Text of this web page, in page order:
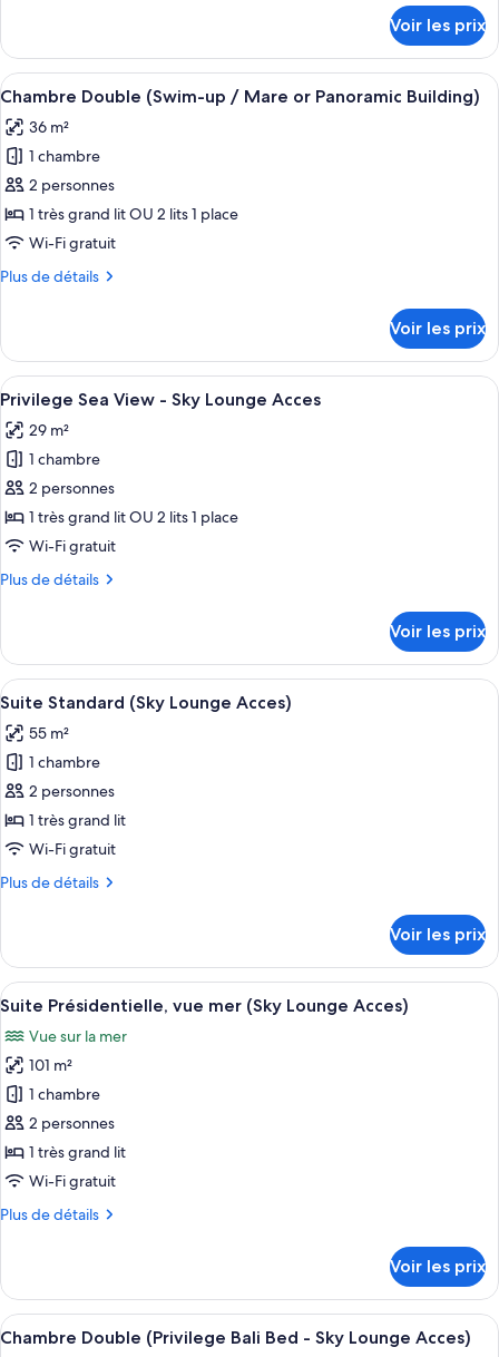
mer
(Panoramic
Building)
le
type
de
Chambre,
vue
mer
(Panoramic
Building)
Voir les prix
Afficher
toutes
les
photos
pour
ce
type
chambre :
(Swim-
up
/
Mare
or
Panoramic
Building)
Chambre Double (Swim-up / Mare
20
Chambre Double (Swim-up / Mare or Panoramic Building)
36 m²
1 chambre
2 personnes
1 très grand lit OU 2 lits 1 place
Wi-Fi gratuit
Plus de détails
Plus
le
type
de
chambre
Chambre
Double
(Swim-
up
/
Mare
or
Panoramic
Voir les prix
Afficher
toutes
les
photos
pour
ce
type
chambre :
View
-
Sky
Lounge
Acces
Privilege Sea View - Sky Lounge
9
Privilege Sea View - Sky Lounge Acces
29 m²
1 chambre
2 personnes
1 très grand lit OU 2 lits 1 place
Wi-Fi gratuit
Plus de détails
Plus
le
type
de
Privilege
Sea
View
-
Sky
Lounge
Acces
Voir les prix
Afficher
toutes
les
photos
pour
ce
type
chambre :
(Sky
Lounge
Suite Standard (Sky Lounge Acces)
9
Suite Standard (Sky Lounge Acces)
55 m²
1 chambre
2 personnes
1 très grand lit
Wi-Fi gratuit
Plus de détails
Plus
le
type
de
Suite
Standard
(Sky
Lounge
Acces)
Voir les prix
Afficher
toutes
les
photos
pour
ce
type
de
chambre :
Suite
mer
(Sky
Suite Présidentielle, vue mer (Sky
12
Suite Présidentielle, vue mer (Sky Lounge Acces)
Vue sur la mer
101 m²
1 chambre
2 personnes
1 très grand lit
Wi-Fi gratuit
Plus de détails
Plus
le
type
de
Voir les prix
Afficher
toutes
Chambre Double (Privilege Bali Bed
11
Chambre Double (Privilege Bali Bed - Sky Lounge Acces)